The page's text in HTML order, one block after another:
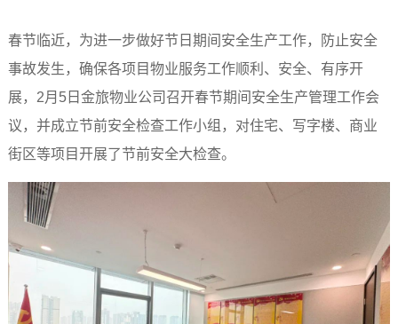
春节临近，为进一步做好节日期间安全生产工作，防止安全
事故发生，确保各项目物业服务工作顺利、安全、有序开
展，2月5日金旅物业公司召开春节期间安全生产管理工作会
议，并成立节前安全检查工作小组，对住宅、写字楼、商业
街区等项目开展了节前安全大检查。